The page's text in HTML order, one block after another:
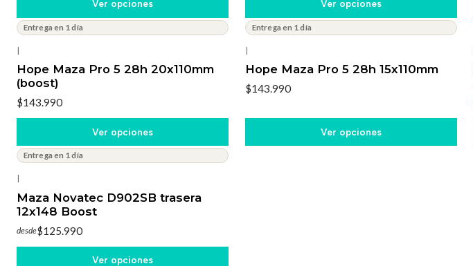
Ver opciones Ver opciones
Entrega en 1 día
|
Hope Maza Pro 5 28h 20x110mm
(boost)
$143.990
Ver opciones
Entrega en 1 día
|
Hope Maza Pro 5 28h 15x110mm
$143.990
Ver opciones
Entrega en 1 día
|
Maza Novatec D902SB trasera
12x148 Boost
desde$125.990
Ver opciones